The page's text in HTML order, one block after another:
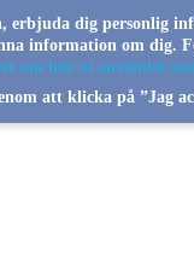
erbjuda dig personlig
information om
om hur vi använder
att klicka på ”Jag